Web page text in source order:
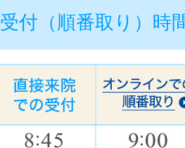
受付（順番取り）時